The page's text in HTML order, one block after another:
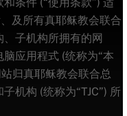
及所有真耶稣教会联合
子机构所拥有的网
应用程式 (统称为“本
归真耶稣教会联合总
机构 (统称为“TJC”) 所